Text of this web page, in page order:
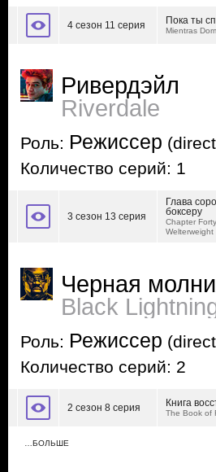
4 сезон 11 серия Пока ты
Mientras
Ривердэйл
Riverdale
Роль: Режиссер
Количество серий: 1
3 сезон 13 серия
Глава
боксеру
Chapter
Welterweight
Черная
Black
Роль: Режиссер
Количество серий: 2
2 сезон 8 серия Книга
The Book of
…БОЛЬШЕ